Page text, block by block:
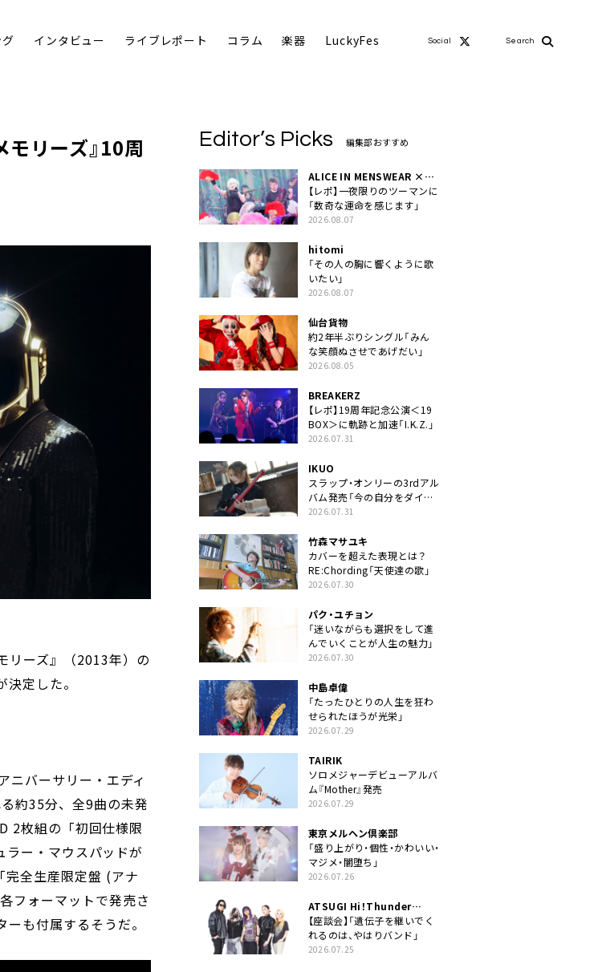
インタビュー ライブレポート コラム 楽器 LuckyFes Social Search
モリーズ』10周
リーズ』（2013年）の
定した。
ニバーサリー・エディ
約35分、全9曲の未発
2枚組の「初回仕様限
ー・マウスパッドが
全生産限定盤 (アナ
フォーマットで発売さ
も付属するそうだ。
Editor’s Picks 編集部おすすめ
ALICE IN MENSWEAR ×
MASCHERA
【レポ】一夜限りのツーマンに
「数奇な運命を感じます」
2026.08.07
hitomi
「その人の胸に響くように歌
いたい」
2026.08.07
仙台貨物
約2年半ぶりシングル「みん
な笑顔ぬさせであげだい」
2026.08.05
BREAKERZ
【レポ】19周年記念公演＜19
BOX＞に軌跡と加速「I.K.Z.」
2026.07.31
IKUO
スラップ・オンリーの3rdアル
バム発売「今の自分をダイレ
クトに」
2026.07.31
竹森マサユキ
カバーを超えた表現とは？
RE:Chording「天使達の歌」
2026.07.30
パク・ユチョン
「迷いながらも選択をして進
んでいくことが人生の魅力」
2026.07.30
中島卓偉
「たったひとりの人生を狂わ
せられたほうが光栄」
2026.07.29
TAIRIK
ソロメジャーデビューアルバ
ム『Mother』発売
2026.07.29
東京メルヘン倶楽部
「盛り上がり・個性・かわいい・
マジメ・闇堕ち」
2026.07.26
ATSUGI Hi！Thunder
Rock Festival
【座談会】「遺伝子を継いでく
れるのは、やはりバンド」
2026.07.25